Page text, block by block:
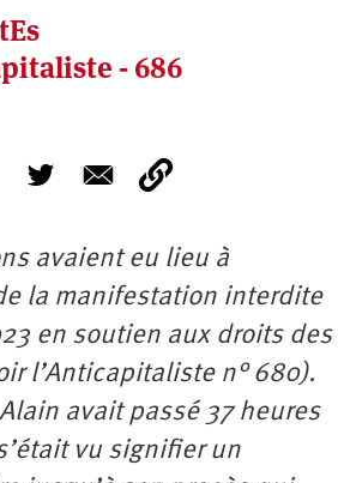
- 686
avaient eu lieu à
la manifestation interdite
en soutien aux droits des
l’Anticapitaliste n° 680).
avait passé 37 heures
vu signifier un